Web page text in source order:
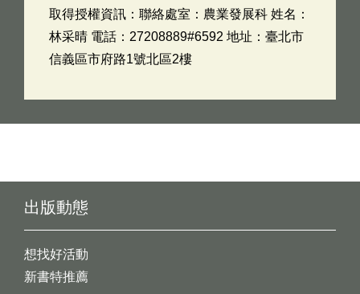
取得授權資訊：聯絡處室：農業發展科 姓名：
林采晴 電話：27208889#6592 地址：臺北市
信義區市府路1號北區2樓
出版動態
想找好活動
新書特推薦